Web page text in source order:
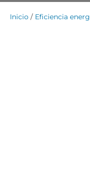
Inicio / Eficiencia